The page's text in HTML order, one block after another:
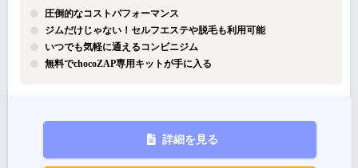
圧倒的なコストパフォーマンス
ジムだけじゃない！セルフエステや脱毛も利用可能
いつでも気軽に通えるコンビニジム
無料でchocoZAP専用キットが手に入る
詳細を見る